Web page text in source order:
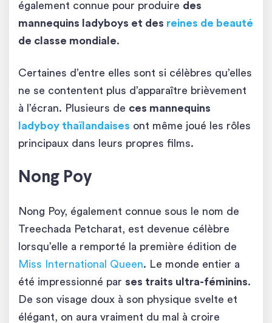
également connue pour produire des
mannequins ladyboys et des reines de beauté
de classe mondiale.
Certaines d’entre elles sont si célèbres qu’elles
ne se contentent plus d’apparaître brièvement
à l’écran. Plusieurs de ces mannequins
ladyboy thaïlandaises ont même joué les rôles
principaux dans leurs propres films.
Nong Poy
Nong Poy, également connue sous le nom de
Treechada Petcharat, est devenue célèbre
lorsqu’elle a remporté la première édition de
Miss International Queen. Le monde entier a
été impressionné par ses traits ultra-féminins.
De son visage doux à son physique svelte et
élégant, on aura vraiment du mal à croire